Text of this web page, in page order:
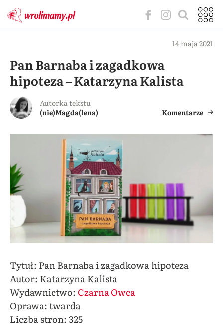
14 maja 2021
Pan Barnaba i zagadkowa
hipoteza – Katarzyna Kalista
Autorka tekstu
(nie)Magda(lena)
Komentarze
Tytuł: Pan Barnaba i zagadkowa hipoteza
Autor: Katarzyna Kalista
Wydawnictwo: Czarna Owca
Oprawa: twarda
Liczba stron: 325